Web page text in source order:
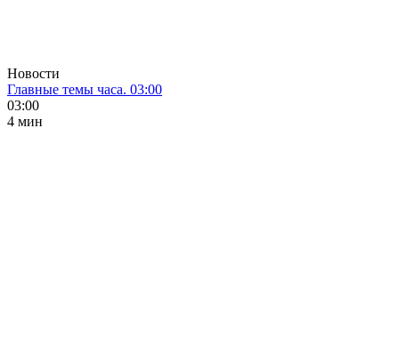
Новости
Главные темы часа. 03:00
03:00
4 мин